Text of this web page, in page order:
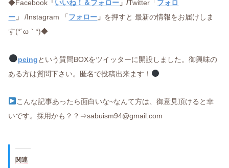
◆Facebook 「 いいね！＆フォロー 」/Twitter「 フォロ
ー 」/Instagram 「 フォロー 」 を押すと 最新の情報をお届けしま
す(*´ω｀*)◆
peingという質問BOXをツイッターに開設しました。御興味の
ある方は質問下さい。匿名で投稿出来ます！
こんな記事あったら面白いな~なんて方は、御意見頂けると幸
いです。採用かも？？⇒sabuism94@gmail.com
関連